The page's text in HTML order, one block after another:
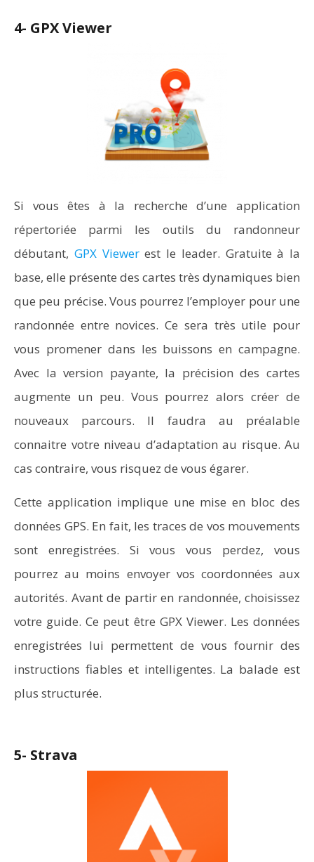
4- GPX Viewer
Si vous êtes à la recherche d’une application
répertoriée parmi les outils du randonneur
débutant, GPX Viewerest le leader. Gratuite à la
base, elle présente des cartes très dynamiques bien
que peu précise. Vous pourrez l’employer pour une
randonnée entre novices. Ce sera très utile pour
vous promener dans les buissons en campagne.
Avec la version payante, la précision des cartes
augmente un peu. Vous pourrez alors créer de
nouveaux parcours. Il faudra au préalable
connaitre votre niveau d’adaptation au risque. Au
cas contraire, vous risquez de vous égarer.
Cette application implique une mise en bloc des
données GPS. En fait, les traces de vos mouvements
sont enregistrées. Si vous vous perdez, vous
pourrez au moins envoyer vos coordonnées aux
autorités. Avant de partir en randonnée, choisissez
votre guide. Ce peut être GPX Viewer. Les données
enregistrées lui permettent de vous fournir des
instructions fiables et intelligentes. La balade est
plus structurée.
5- Strava